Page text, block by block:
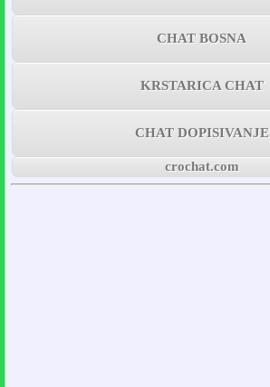
CHAT BOSNA
KRSTARICA CHAT
CHAT DOPISIVANJE
crochat.com